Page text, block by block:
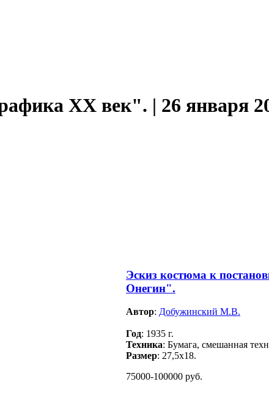
ХХ век". | 26 января
Эскиз костюма к
Онегин".
Автор: Добужинский М.В.
Год: 1935 г.
Техника: Бумага, смешанная
Размер: 27,5х18.
75000-100000 руб.